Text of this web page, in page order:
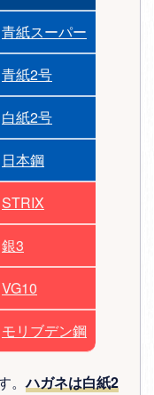
青紙スーパー
青紙2号
白紙2号
日本鋼
STRIX
銀3
VG10
モリブデン鋼
。ハガネは白紙2